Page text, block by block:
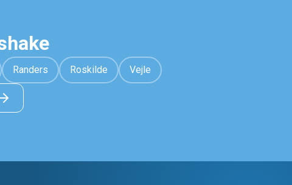
Randers Roskilde Vejle